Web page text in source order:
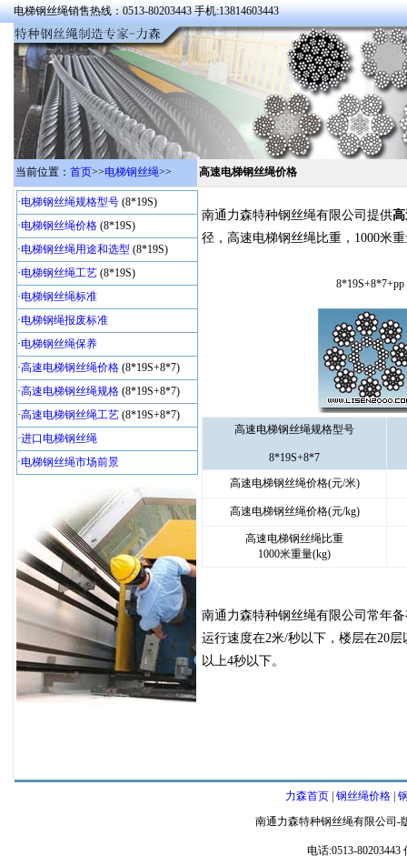
电梯钢丝绳销售热线：0513-80203443 手机:13814603443
当前位置： 首页>>电梯钢丝绳>> 高速电梯钢丝绳价格
·电梯钢丝绳规格型号 (8*19S)
·电梯钢丝绳价格 (8*19S)
·电梯钢丝绳用途和选型 (8*19S)
·电梯钢丝绳工艺 (8*19S)
·电梯钢丝绳标准
·电梯钢绳报废标准
·电梯钢丝绳保养
·高速电梯钢丝绳价格 (8*19S+8*7)
·高速电梯钢丝绳规格 (8*19S+8*7)
·高速电梯钢丝绳工艺 (8*19S+8*7)
·进口电梯钢丝绳
·电梯钢丝绳市场前景
南通力森特种钢丝绳有限公司提供
径，高速电梯钢丝绳比重，1000米
8*19S+8*7+pp
高速电梯钢丝绳规格型号
8*19S+8*7
高速电梯钢丝绳价格(元/米)
高速电梯钢丝绳价格(元/kg)
高速电梯钢丝绳比重
1000米重量(kg)
南通力森特种钢丝绳有限公司常年
运行速度在2米/秒以下，楼层在20
以上4秒以下。
力森首页 钢丝绳价格
南通力森特种钢丝绳有限公司-
电话:0513-80203443